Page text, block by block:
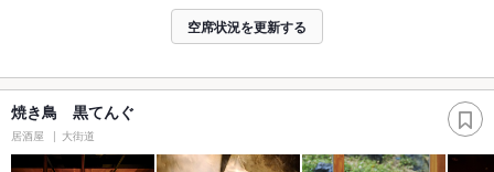
空席状況を更新する
焼き鳥 黒てんぐ
居酒屋 大街道